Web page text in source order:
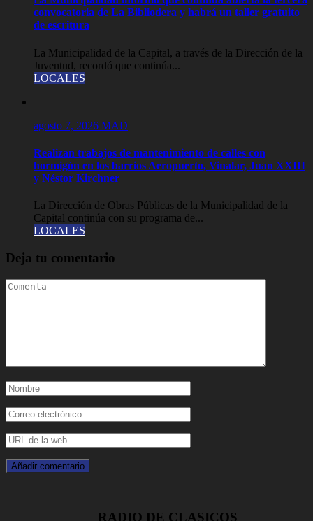
convocatoria de La Bibliodera y habrá un taller gratuito
de escritura
La Municipalidad de la Capital, a través de la Dirección de la
Juventud, recordó que continúa...
LOCALES
agosto 7, 2026 MAD
Realizan trabajos de mantenimiento de calles con
hormigón en los barrios Aeropuerto, Vinalar, Juan XXIII
y Néstor Kirchner
La Dirección de Obras Públicas de la Municipalidad de la
Capital continúa con su programa de...
LOCALES
Deja tu comentario
RADIO DE CLASICOS